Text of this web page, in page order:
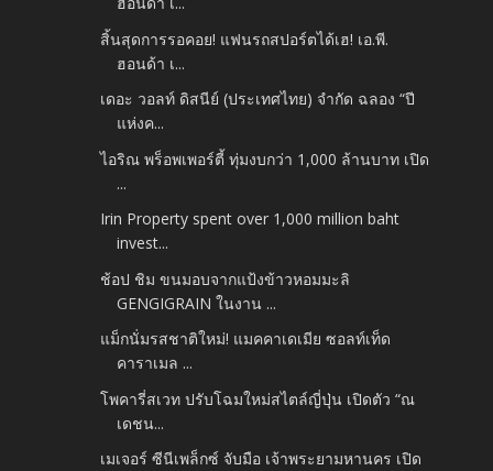
สิ้นสุดการรอคอย! แฟนรถสปอร์ตได้เฮ! เอ.พี.
ฮอนด้า เ...
เดอะ วอลท์ ดิสนีย์ (ประเทศไทย) จำกัด ฉลอง “ปี
แห่งค...
ไอริณ พร็อพเพอร์ตี้ ทุ่มงบกว่า 1,000 ล้านบาท เปิด
...
Irin Property spent over 1,000 million baht
invest...
ช้อป ชิม ขนมอบจากแป้งข้าวหอมมะลิ
GENGIGRAIN ในงาน ...
แม็กนั่มรสชาติใหม่! แมคคาเดเมีย ซอลท์เท็ด
คาราเมล ...
โพคารี่สเวท ปรับโฉมใหม่สไตล์ญี่ปุ่น เปิดตัว “ณ
เดชน...
เมเจอร์ ซีนีเพล็กซ์ จับมือ เจ้าพระยามหานคร เปิด